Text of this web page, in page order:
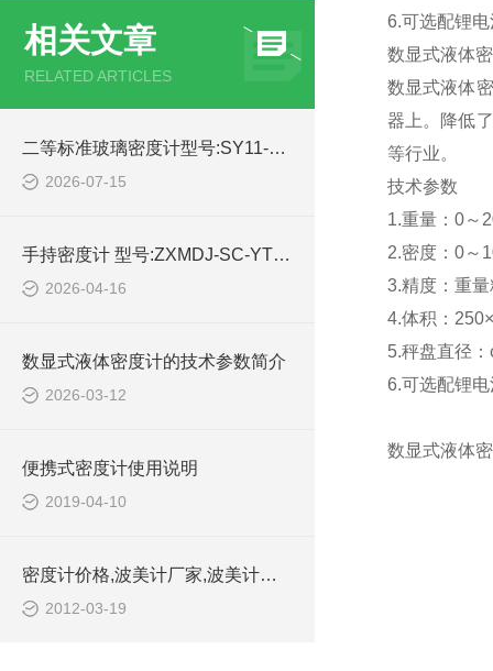
相关文章
RELATED ARTICLES
二等标准玻璃密度计型号:SY11-650-1500g/cm3的技术参数
2026-07-15
手持密度计 型号:ZXMDJ-SC-YT的简单介绍
2026-04-16
数显式液体密度计的技术参数简介
2026-03-12
便携式密度计使用说明
2019-04-10
密度计价格,波美计厂家,波美计行业规范
2012-03-19
6.可选配锂
数显式液体
数显式液体
器上。降低
等行业。
技术参数
1.重量：0～
2.密度：0～
3.精度：重
4.体积：
5.秤盘直径
6.可选配锂
数显式液体